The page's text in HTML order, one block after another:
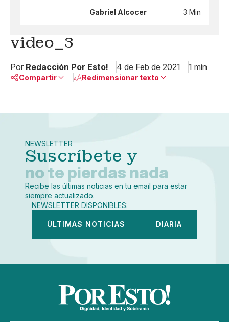
Gabriel Alcocer 3 Min
video_3
Por Redacción Por Esto! 4 de Feb de 2021 1 min
Compartir
Copiar enlace
Redimensionar texto
NEWSLETTER
Suscríbete y
no te pierdas nada
Recibe las últimas noticias en tu email para estar
siempre actualizado.
NEWSLETTER DISPONIBLES:
ÚLTIMAS NOTICIAS DIARIA